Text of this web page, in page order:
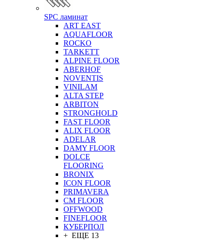
SPC ламинат
ART EAST
AQUAFLOOR
ROCKO
TARKETT
ALPINE FLOOR
ABERHOF
NOVENTIS
VINILAM
ALTA STEP
ARBITON
STRONGHOLD
FAST FLOOR
ALIX FLOOR
ADELAR
DAMY FLOOR
DOLCE
FLOORING
BRONIX
ICON FLOOR
PRIMAVERA
CM FLOOR
OFFWOOD
FINEFLOOR
КУБЕРПОЛ
+ ЕЩЕ 13